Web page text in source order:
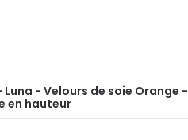
- Velours de soie Orange -
en hauteur